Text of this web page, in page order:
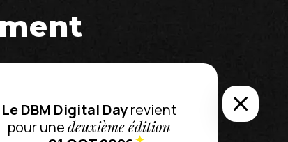
à cœur d’être à vos côtés au
Le DBM Digital Dayrevient
pour unedeuxième édition